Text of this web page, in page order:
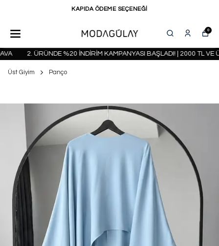
KAPIDA ÖDEME SEÇENEĞİ
0
2. ÜRÜNDE %20 İNDİRİM KAMPANYASI BAŞLADI! | 2000 TL VE
Üst Giyim Panço